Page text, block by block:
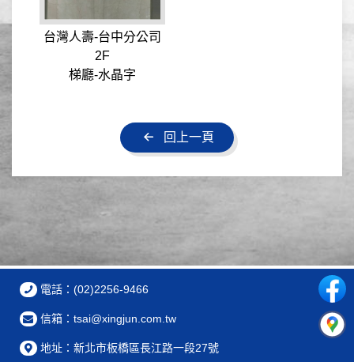
台灣人壽-台中分公司
2F
梯廳-水晶字
回上一頁
電話：(02)2256-9466
信箱：tsai@xingjun.com.tw
地址：新北市板橋區長江路一段27號